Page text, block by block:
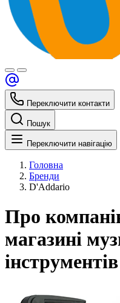
Переключити контакти
Пошук
Переключити навігацію
Головна
Бренди
D'Addario
Про
магазині